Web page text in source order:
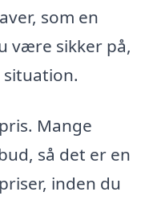
som en
være sikker på,
Mange
så det er en
inden du